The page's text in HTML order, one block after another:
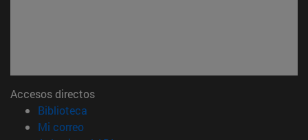
Accesos directos
Biblioteca
Mi correo(abre en nueva ventana)